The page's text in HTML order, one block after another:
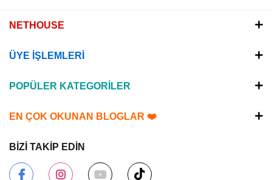
NETHOUSE
ÜYE İŞLEMLERİ
POPÜLER KATEGORİLER
EN ÇOK OKUNAN BLOGLAR ❤️
BİZİ TAKİP EDİN